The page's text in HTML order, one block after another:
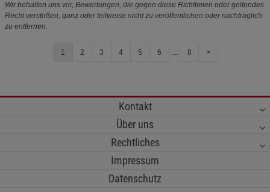
Wir behalten uns vor, Bewertungen, die gegen diese Richtlinien oder geltendes
Recht verstoßen, ganz oder teilweise nicht zu veröffentlichen oder nachträglich
zu entfernen.
1 2 3 4 5 6 .... 8 >
Kontakt
Über uns
Rechtliches
Impressum
Datenschutz